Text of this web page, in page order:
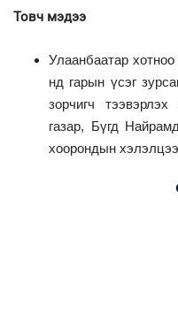
Товч мэдээ
Улаанбаатар
нд гарын үсэг
зорчигч
газар, Бүгд
хоорондын